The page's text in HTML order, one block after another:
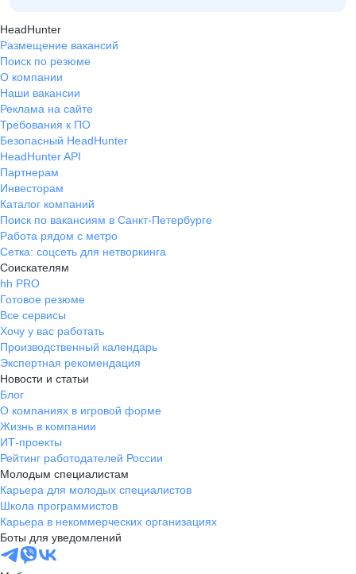
HeadHunter
Размещение вакансий
Поиск по резюме
О компании
Наши вакансии
Реклама на сайте
Требования к ПО
Безопасный HeadHunter
HeadHunter API
Партнерам
Инвесторам
Каталог компаний
Поиск по вакансиям в Санкт-Петербурге
Работа рядом с метро
Сетка: соцсеть для нетворкинга
Соискателям
hh PRO
Готовое резюме
Все сервисы
Хочу у вас работать
Производственный календарь
Экспертная рекомендация
Новости и статьи
Блог
О компаниях в игровой форме
Жизнь в компании
ИТ-проекты
Рейтинг работодателей России
Молодым специалистам
Карьера для молодых специалистов
Школа программистов
Карьера в некоммерческих организациях
Боты для уведомлений